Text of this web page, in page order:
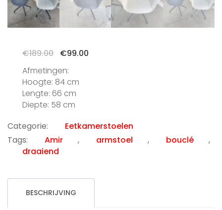
€189.00
Oorspronkelijke
was:
€189.00.
€99.00
Afmetingen:
Hoogte: 84 cm
Lengte: 66 cm
Diepte: 58 cm
Categorie:
Eetkamerstoelen
Tags:
Amir , armstoel , bouclé
,
draaiend
BESCHRIJVING